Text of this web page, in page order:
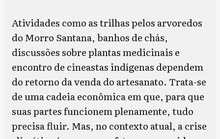
Atividades como as trilhas pelos arvoredos
do Morro Santana, banhos de chás,
discussões sobre plantas medicinais e
encontro de cineastas indígenas dependem
do retorno da venda do artesanato. Trata-se
de uma cadeia econômica em que, para que
suas partes funcionem plenamente, tudo
precisa fluir. Mas, no contexto atual, a crise